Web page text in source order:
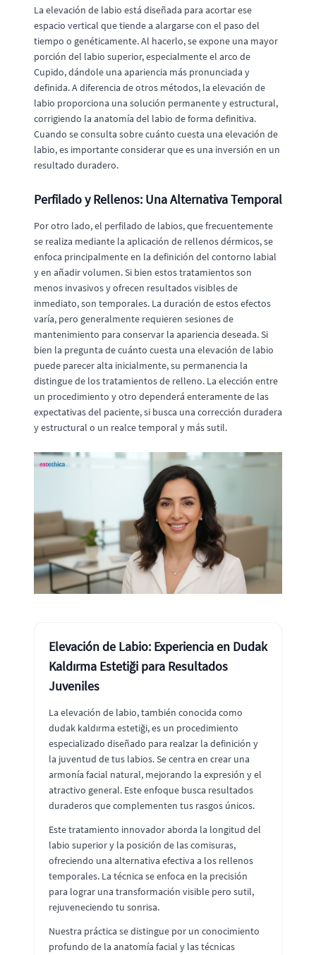
La elevación de labio está diseñada para acortar ese
espacio vertical que tiende a alargarse con el paso del
tiempo o genéticamente. Al hacerlo, se expone una mayor
porción del labio superior, especialmente el arco de
Cupido, dándole una apariencia más pronunciada y
definida. A diferencia de otros métodos, la elevación de
labio proporciona una solución permanente y estructural,
corrigiendo la anatomía del labio de forma definitiva.
Cuando se consulta sobre cuánto cuesta una elevación de
labio, es importante considerar que es una inversión en un
resultado duradero.
Perfilado y Rellenos: Una Alternativa Temporal
Por otro lado, el perfilado de labios, que frecuentemente
se realiza mediante la aplicación de rellenos dérmicos, se
enfoca principalmente en la definición del contorno labial
y en añadir volumen. Si bien estos tratamientos son
menos invasivos y ofrecen resultados visibles de
inmediato, son temporales. La duración de estos efectos
varía, pero generalmente requieren sesiones de
mantenimiento para conservar la apariencia deseada. Si
bien la pregunta de cuánto cuesta una elevación de labio
puede parecer alta inicialmente, su permanencia la
distingue de los tratamientos de relleno. La elección entre
un procedimiento y otro dependerá enteramente de las
expectativas del paciente, si busca una corrección duradera
y estructural o un realce temporal y más sutil.
Elevación de Labio: Experiencia en Dudak
Kaldırma Estetiği para Resultados
Juveniles
La elevación de labio, también conocida como
dudak kaldırma estetiği, es un procedimiento
especializado diseñado para realzar la definición y
la juventud de tus labios. Se centra en crear una
armonía facial natural, mejorando la expresión y el
atractivo general. Este enfoque busca resultados
duraderos que complementen tus rasgos únicos.
Este tratamiento innovador aborda la longitud del
labio superior y la posición de las comisuras,
ofreciendo una alternativa efectiva a los rellenos
temporales. La técnica se enfoca en la precisión
para lograr una transformación visible pero sutil,
rejuveneciendo tu sonrisa.
Nuestra práctica se distingue por un conocimiento
profundo de la anatomía facial y las técnicas